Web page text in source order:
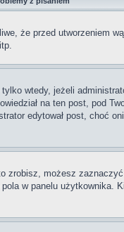
że przed utworzeniem
wtedy, jeżeli
na ten post, pod
edytował post, choć
zrobisz, możesz
w panelu użytkownika.